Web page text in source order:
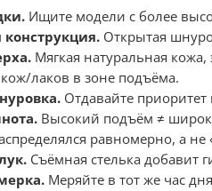
Ищите модели с более
Открытая
Мягкая натуральная
лаков в зоне подъёма.
Отдавайте
Высокий подъём ≠
равномерно, а не
Съёмная стелька добавит
Меряйте в тот же час